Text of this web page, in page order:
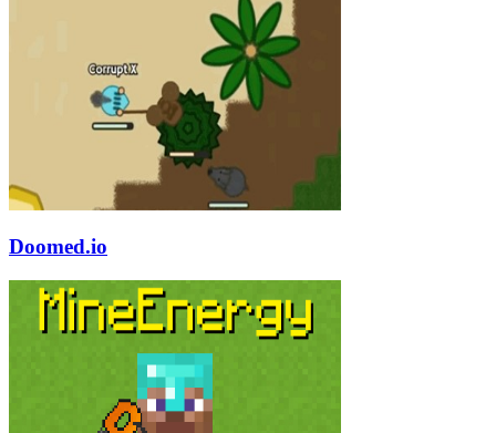
Doomed.io